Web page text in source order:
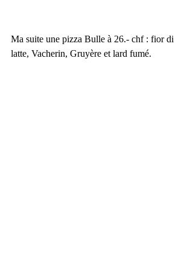
Ma suite une pizza Bulle à 26.- chf : fior di
latte, Vacherin, Gruyère et lard fumé.